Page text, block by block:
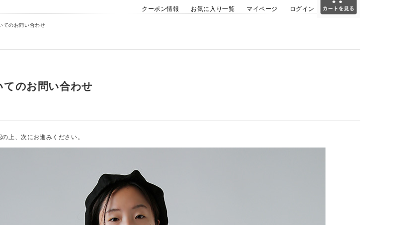
クーポン情報
お気に入り一覧 マイページ ログイン
てのお問い合わせ
てのお問い合わせ
上、次にお進みください。